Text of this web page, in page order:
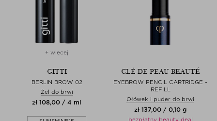
+ więcej
GITTI
BERLIN BROW 02
Żel do brwi
zł 108,00 / 4 ml
CLÉ DE PEAU BEAUTÉ
EYEBROW PENCIL CARTRIDGE -
REFILL
Ołówek i puder do brwi
zł 137,00 / 0,10 g
bezpłatny beauty deal